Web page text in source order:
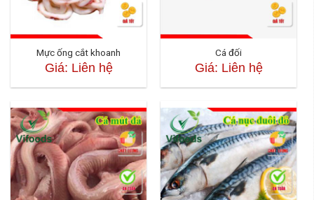
Mực ống cắt khoanh
Giá: Liên hệ
Cá đối
Giá: Liên hệ